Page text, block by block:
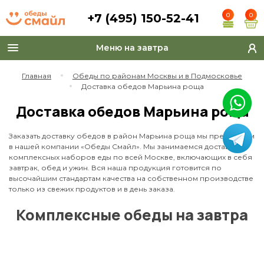
+7 (495) 150-52-41 0 0
Toggle
navigation
Меню на завтра
Главная
Обеды по районам Москвы и в Подмосковье
Доставка обедов Марьина роща
Доставка обедов Марьина роща
Заказать доставку обедов в район Марьина роща мы предлагаем
в нашей компании «Обеды Смайл». Мы занимаемся доставкой
комплексных наборов еды по всей Москве, включающих в себя
завтрак, обед и ужин. Вся наша продукция готовится по
высочайшим стандартам качества на собственном производстве
только из свежих продуктов и в день заказа.
Комплексные обеды на завтра